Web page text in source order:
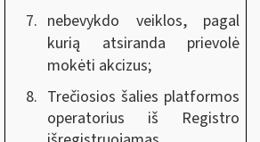
nebevykdo veiklos, pagal
kurią atsiranda prievolė
mokėti akcizus;
Trečiosios šalies platformos
operatorius iš Registro